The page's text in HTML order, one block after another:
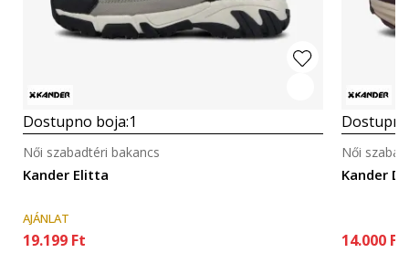
Dostupno boja:1
Kander Elitta
Női szabadtéri bakancs
AJÁNLAT
19.199 Ft
Kander
Női
14.000 Ft